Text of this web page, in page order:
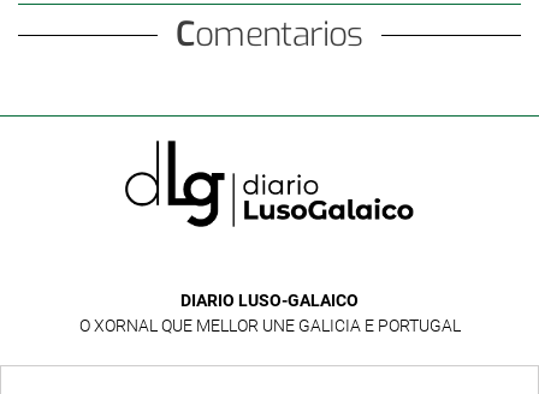
Comentarios
DIARIO LUSO-GALAICO
O XORNAL QUE MELLOR UNE GALICIA E PORTUGAL